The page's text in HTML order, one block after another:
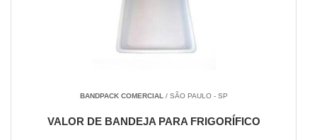
BANDPACK COMERCIAL/ SÃO PAULO - SP
VALOR DE BANDEJA PARA FRIGORÍFICO